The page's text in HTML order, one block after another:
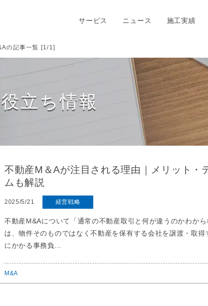
サービス ニュース 施工実績
の記事一覧 [1/1]
立ち情報
不動産M＆Aが注目される理由｜メリット・
ムも解説
2025/5/21 経営戦略
不動産M&Aについて「通常の不動産取引と何が違うのかわか
は、物件そのものではなく不動産を保有する会社を譲渡・取
にかかる事務負...
M&A